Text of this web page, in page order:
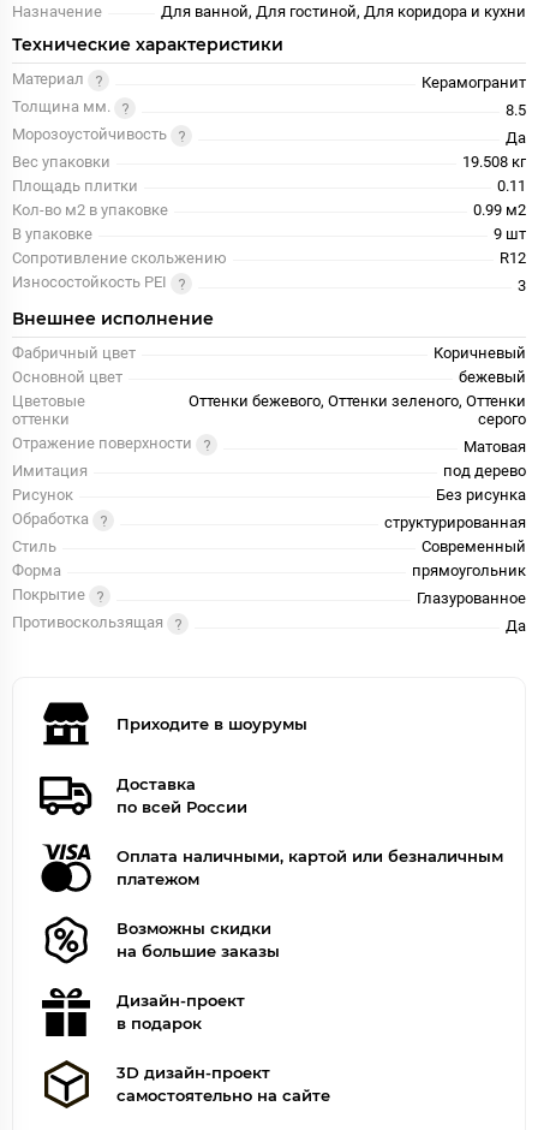
Назначение
Для ванной, Для гостиной, Для коридора и кухни
Технические характеристики
Материал
Керамогранит
Толщина мм.
8.5
Морозоустойчивость
Да
Вес упаковки
19.508 кг
Площадь плитки
0.11
Кол-во м2 в упаковке
0.99 м2
В упаковке
9 шт
Сопротивление скольжению
R12
Износостойкость PEI
3
Внешнее исполнение
Фабричный цвет
Коричневый
Основной цвет
бежевый
Цветовые
оттенки
Оттенки бежевого, Оттенки зеленого, Оттенки
серого
Отражение поверхности
Матовая
Имитация
под дерево
Рисунок
Без рисунка
Обработка
структурированная
Стиль
Современный
Форма
прямоугольник
Покрытие
Глазурованное
Противоскользящая
Да
Приходите в шоурумы
Доставка
по всей России
Оплата наличными, картой или безналичным
платежом
Возможны скидки
на большие заказы
Дизайн-проект
в подарок
3D дизайн-проект
самостоятельно на сайте